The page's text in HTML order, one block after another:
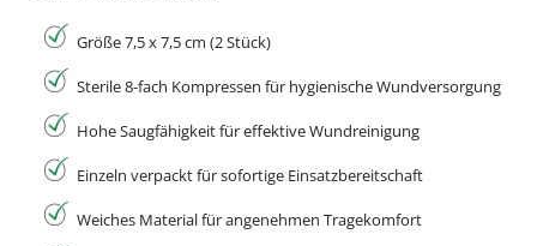
Größe 7,5 x 7,5 cm (2 Stück)
Sterile 8-fach Kompressen für hygienische Wundversorgung
Hohe Saugfähigkeit für effektive Wundreinigung
Einzeln verpackt für sofortige Einsatzbereitschaft
Weiches Material für angenehmen Tragekomfort